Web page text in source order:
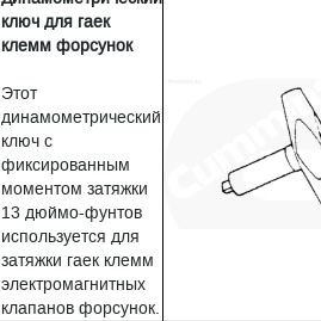
ключ для гаек
клемм форсунок
Этот
динамометрический
ключ с
фиксированным
моментом затяжки
13 дюймо-фунтов
используется для
затяжки гаек клемм
электромагнитных
клапанов форсунок.